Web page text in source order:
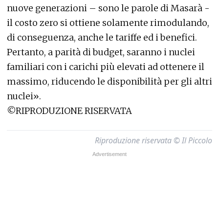
nuove generazioni – sono le parole di Masarà -
il costo zero si ottiene solamente rimodulando,
di conseguenza, anche le tariffe ed i benefici.
Pertanto, a parità di budget, saranno i nuclei
familiari con i carichi più elevati ad ottenere il
massimo, riducendo le disponibilità per gli altri
nuclei».
©RIPRODUZIONE RISERVATA
Riproduzione riservata © Il Piccolo